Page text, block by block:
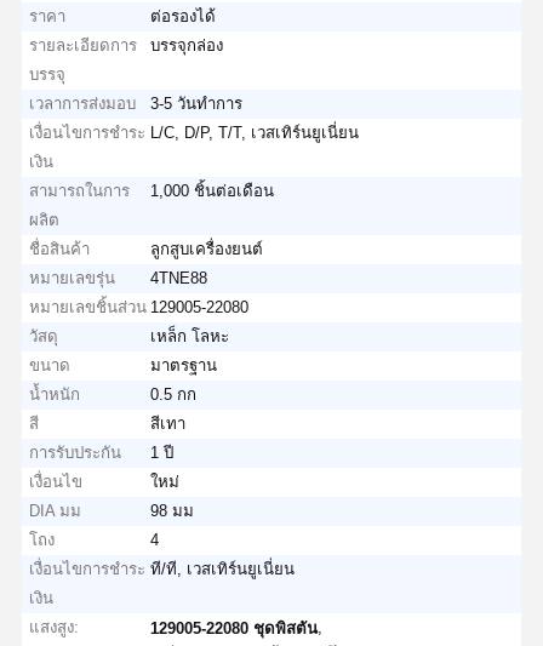
ราคา
ต่อรองได้
รายละเอียดการ
บรรจุ
บรรจุกล่อง
เวลาการส่งมอบ
3-5 วันทำการ
เงื่อนไขการชำระ
เงิน
L/C, D/P, T/T, เวสเทิร์นยูเนี่ยน
สามารถในการ
ผลิต
1,000 ชิ้นต่อเดือน
ชื่อสินค้า
ลูกสูบเครื่องยนต์
หมายเลขรุ่น
4TNE88
หมายเลขชิ้นส่วน 129005-22080
วัสดุ
เหล็ก โลหะ
ขนาด
มาตรฐาน
น้ำหนัก
0.5 กก
สี
สีเทา
การรับประกัน
1 ปี
เงื่อนไข
ใหม่
DIA มม
98 มม
โถง
4
เงื่อนไขการชำระ
เงิน
ที/ที, เวสเทิร์นยูเนี่ยน
แสงสูง: 129005-22080 ชุดพิสตัน